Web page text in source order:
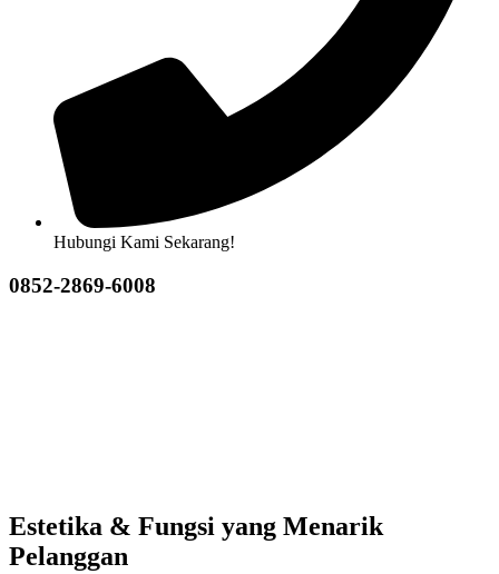
Hubungi Kami Sekarang!
0852-2869-6008
Estetika & Fungsi yang Menarik
Pelanggan